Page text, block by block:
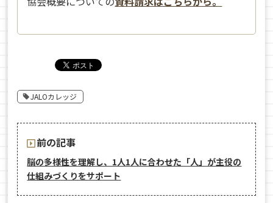
JALOカレッジ
前の記事
脳の多様性を理解し、1人1人に合わせた「人」が主役の
仕組みづくりをサポート